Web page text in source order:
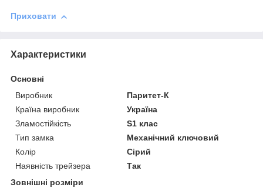
Приховати
Характеристики
Основні
Виробник
Паритет-К
Країна виробник
Україна
Зламостійкість
S1 клас
Тип замка
Механічний ключовий
Колір
Сірий
Наявність трейзера
Так
Зовнішні розміри